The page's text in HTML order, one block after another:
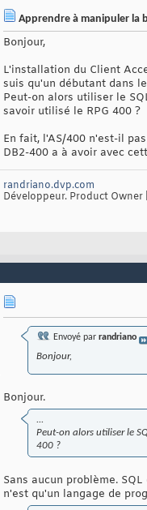
Apprendre à manipuler la
Bonjour,
L'installation du Client
suis qu'un débutant dans
Peut-on alors utiliser le
savoir utilisé le RPG 400 ?
En fait, l'AS/400 n'est-il
DB2-400 a à avoir avec
randriano.dvp.com
Développeur. Product
Envoyé par randriano
Bonjour,
Bonjour.
...
Peut-on alors utiliser le
400 ?
Sans aucun problème.
n'est qu'un langage de